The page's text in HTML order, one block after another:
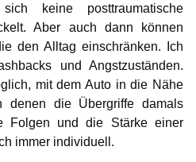
keine posttraumatische
Aber auch dann können
den Alltag einschränken. Ich
und Angstzuständen.
mit dem Auto in die Nähe
die Übergriffe damals
Folgen und die Stärke einer
immer individuell.